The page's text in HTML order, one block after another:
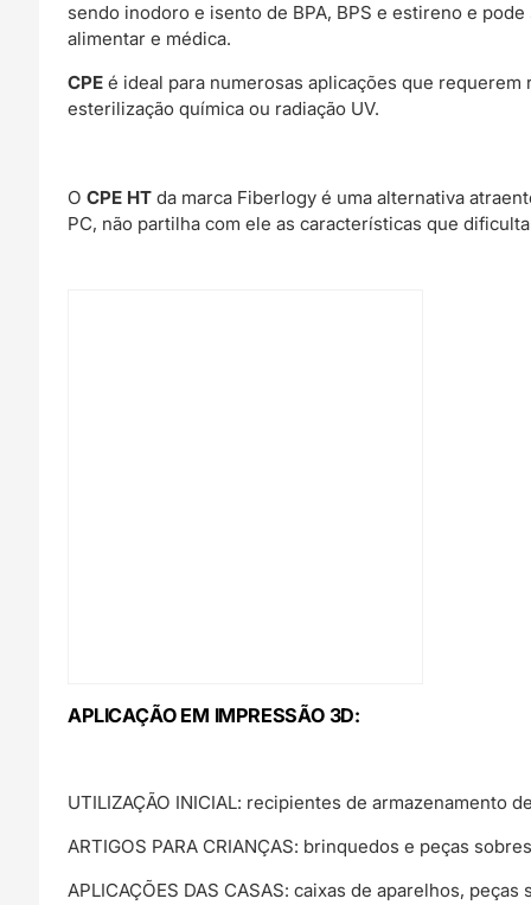
sendo inodoro e isento de BPA, BPS e estireno e
alimentar e médica.
CPE é ideal para numerosas aplicações que
esterilização química ou radiação UV.
OCPE HT da marca Fiberlogy é uma alternativa
PC, não partilha com ele as características que
APLICAÇÃO EM IMPRESSÃO 3D:
UTILIZAÇÃO INICIAL: recipientes de armazenamento
ARTIGOS PARA CRIANÇAS: brinquedos e peças
APLICAÇÕES DAS CASAS: caixas de aparelhos,